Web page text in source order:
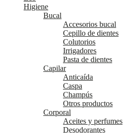
Higiene
Bucal
Accesorios bucal
Cepillo de dientes
Colutorios
Irrigadores
Pasta de dientes
Capilar
Anticaída
Caspa
Champús
Otros productos
Corporal
Aceites y perfumes
Desodorantes